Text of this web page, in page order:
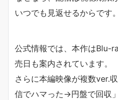
いつでも見返せるからです。
公式情報では、本作はBlu-
売日も案内されています。
さらに本編映像が複数ver.
信でハマった→円盤で回収